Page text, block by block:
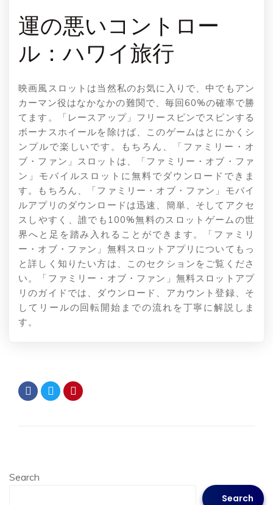
運の悪いコントロー
ル：ハワイ旅行
映画風スロットは当然私のお気に入りで、中でもアン
カーマン役はなかなかの難関で、毎回60%の確率で勝
てます。「レースアップ」フリースピンでスピンする
ボーナスホイールを除けば、このゲームはとにかくシ
ンプルで楽しいです。もちろん、「ファミリー・オ
ブ・ファン」スロットは、「ファミリー・オブ・ファ
ン」モバイルスロットに無料でダウンロードできま
す。もちろん、「ファミリー・オブ・ファン」モバイ
ルアプリのダウンロードは迅速、簡単、そしてアクセ
スしやすく、誰でも100%無料のスロットゲームの世
界へと足を踏み入れることができます。「ファミリ
ー・オブ・ファン」無料スロットアプリについてもっ
と詳しく知りたい方は、このセクションをご覧くださ
い。「ファミリー・オブ・ファン」無料スロットアプ
リのガイドでは、ダウンロード、アカウント登録、そ
してリールの回転開始までの流れを丁寧に解説しま
す。
Search
Search